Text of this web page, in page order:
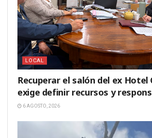
LOCAL
Recuperar el salón del ex Hotel
exige definir recursos y
6 AGOSTO, 2026